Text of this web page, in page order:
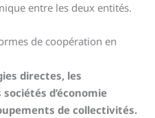
entre les deux entités.
de coopération en
directes, les
d’économie
de collectivités.